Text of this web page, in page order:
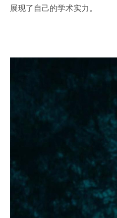
展现了自己的学术实力。